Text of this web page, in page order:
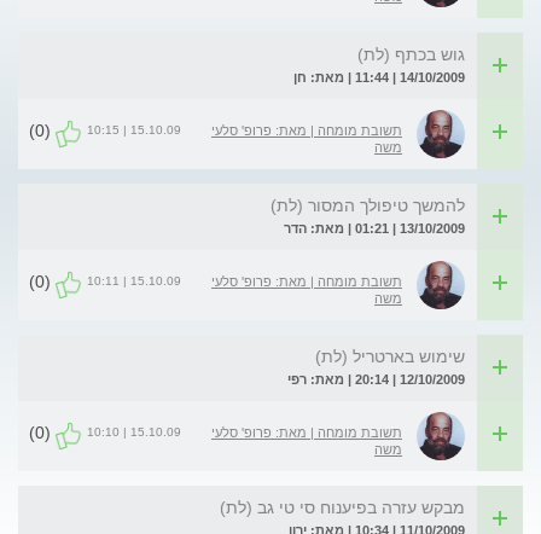
גוש בכתף (לת)
14/10/2009 | 11:44 | מאת: חן
תשובת מומחה | מאת: פרופ' סלעי
משה
15.10.09 | 10:15
(0)
להמשך טיפולך המסור (לת)
13/10/2009 | 01:21 | מאת: הדר
תשובת מומחה | מאת: פרופ' סלעי
משה
15.10.09 | 10:11
(0)
שימוש בארטריל (לת)
12/10/2009 | 20:14 | מאת: רפי
תשובת מומחה | מאת: פרופ' סלעי
משה
15.10.09 | 10:10
(0)
מבקש עזרה בפיענוח סי טי גב (לת)
11/10/2009 | 10:34 | מאת: ירון